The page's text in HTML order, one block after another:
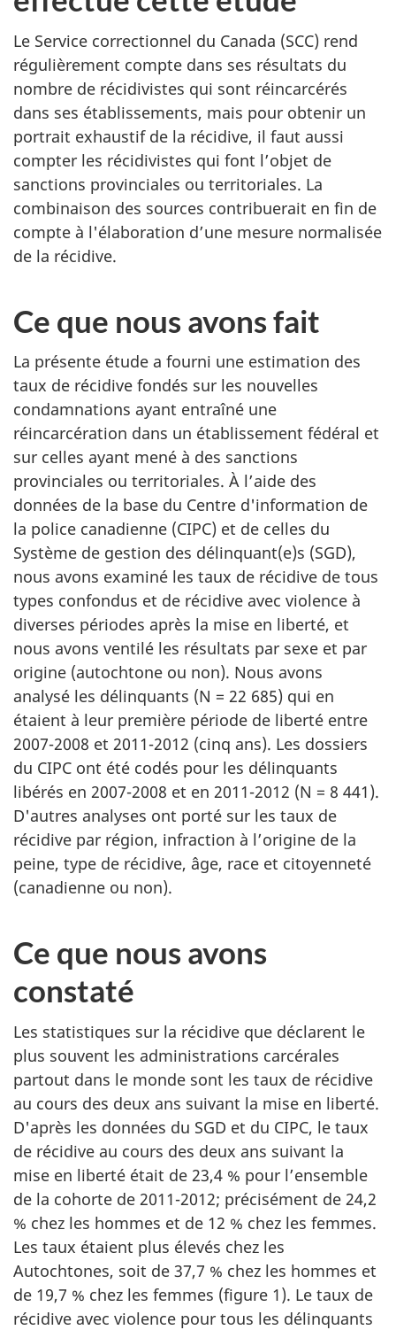
Le Service correctionnel du Canada (SCC) rend
régulièrement compte dans ses résultats du
nombre de récidivistes qui sont réincarcérés
dans ses établissements, mais pour obtenir un
portrait exhaustif de la récidive, il faut aussi
compter les récidivistes qui font l’objet de
sanctions provinciales ou territoriales. La
combinaison des sources contribuerait en fin de
compte à l'élaboration d’une mesure normalisée
de la récidive.
Ce que nous avons fait
La présente étude a fourni une estimation des
taux de récidive fondés sur les nouvelles
condamnations ayant entraîné une
réincarcération dans un établissement fédéral et
sur celles ayant mené à des sanctions
provinciales ou territoriales. À l’aide des
données de la base du Centre d'information de
la police canadienne (CIPC) et de celles du
Système de gestion des délinquant(e)s (SGD),
nous avons examiné les taux de récidive de tous
types confondus et de récidive avec violence à
diverses périodes après la mise en liberté, et
nous avons ventilé les résultats par sexe et par
origine (autochtone ou non). Nous avons
analysé les délinquants (N = 22 685) qui en
étaient à leur première période de liberté entre
2007-2008 et 2011-2012 (cinq ans). Les dossiers
du CIPC ont été codés pour les délinquants
libérés en 2007-2008 et en 2011-2012 (N = 8 441).
D'autres analyses ont porté sur les taux de
récidive par région, infraction à l’origine de la
peine, type de récidive, âge, race et citoyenneté
(canadienne ou non).
Ce que nous avons
constaté
Les statistiques sur la récidive que déclarent le
plus souvent les administrations carcérales
partout dans le monde sont les taux de récidive
au cours des deux ans suivant la mise en liberté.
D'après les données du SGD et du CIPC, le taux
de récidive au cours des deux ans suivant la
mise en liberté était de 23,4 % pour l’ensemble
de la cohorte de 2011-2012; précisément de 24,2
% chez les hommes et de 12 % chez les femmes.
Les taux étaient plus élevés chez les
Autochtones, soit de 37,7 % chez les hommes et
de 19,7 % chez les femmes (figure 1). Le taux de
récidive avec violence pour tous les délinquants